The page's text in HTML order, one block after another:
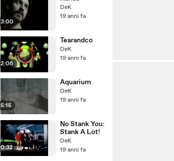
3:00
DeK
19 anni fa
2:06
Tearandco
DeK
19 anni fa
5:15
Aquarium
DeK
19 anni fa
0:32
No Stank You:
Stank A Lot!
DeK
19 anni fa